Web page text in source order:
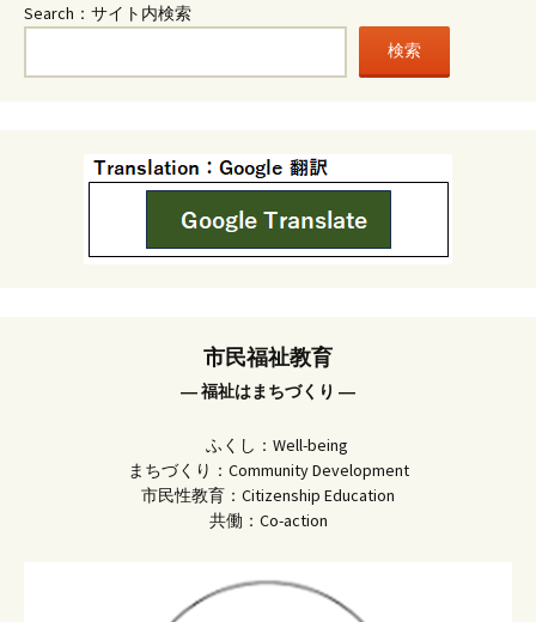
Search：サイト内検索
検索
市民福祉教育
― 福祉はまちづくり ―
ふくし：Well-being
まちづくり：Community Development
市民性教育：Citizenship Education
共働：Co-action